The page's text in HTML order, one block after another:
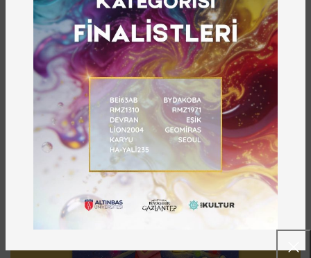
ÖNE ÇIKANLAR